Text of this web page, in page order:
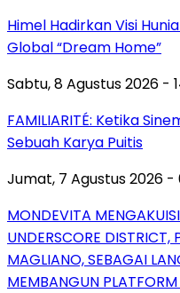
Himel Hadirkan Visi
Global “Dream Home”
Sabtu, 8 Agustus 2026 -
FAMILIARITÉ: Ketika
Sebuah Karya Puitis
Jumat, 7 Agustus 2026 -
MONDEVITA
UNDERSCORE DISTRICT,
MAGLIANO, SEBAGAI
MEMBANGUN